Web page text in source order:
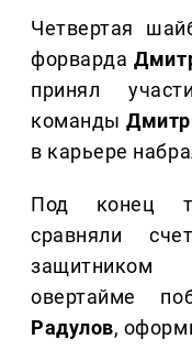
Четвертая
форварда
принял
команды
в карьере
Под конец
сравняли
овертайме
Радулов,